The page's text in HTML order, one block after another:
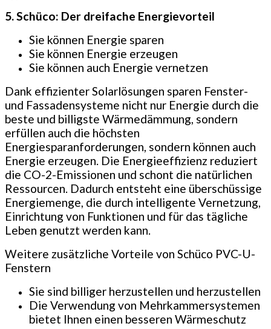
5. Schüco: Der dreifache Energievorteil
Sie können Energie sparen
Sie können Energie erzeugen
Sie können auch Energie vernetzen
Dank effizienter Solarlösungen sparen Fenster-
und Fassadensysteme nicht nur Energie durch die
beste und billigste Wärmedämmung, sondern
erfüllen auch die höchsten
Energiesparanforderungen, sondern können auch
Energie erzeugen. Die Energieeffizienz reduziert
die CO-2-Emissionen und schont die natürlichen
Ressourcen. Dadurch entsteht eine überschüssige
Energiemenge, die durch intelligente Vernetzung,
Einrichtung von Funktionen und für das tägliche
Leben genutzt werden kann.
Weitere zusätzliche Vorteile von Schüco PVC-U-
Fenstern
Sie sind billiger herzustellen und herzustellen
Die Verwendung von Mehrkammersystemen
bietet Ihnen einen besseren Wärmeschutz